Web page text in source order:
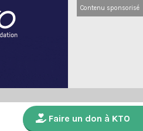
Contenu sponsorisé
Faire un don à KTO